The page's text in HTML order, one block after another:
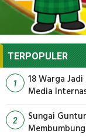
TERPOPULER
1
18 Warga
Media
2
Sungai